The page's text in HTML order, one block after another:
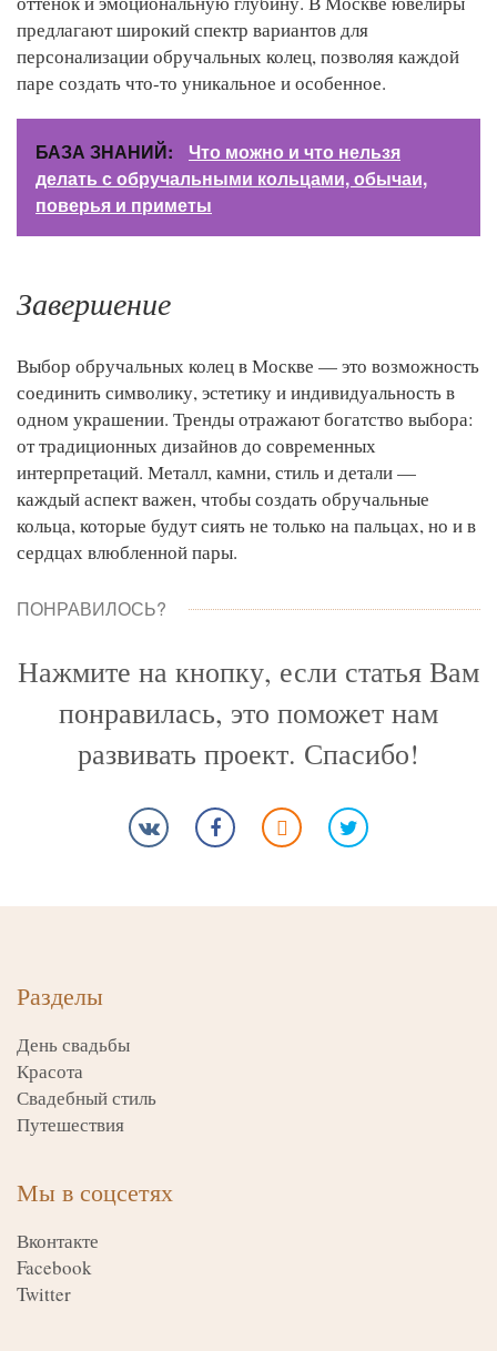
предлагают широкий спектр вариантов для
персонализации обручальных колец, позволяя каждой
паре создать что-то уникальное и особенное.
БАЗА ЗНАНИЙ:
Что можно и что нельзя
делать с обручальными кольцами, обычаи,
поверья и приметы
Завершение
Выбор обручальных колец в Москве — это возможность
соединить символику, эстетику и индивидуальность в
одном украшении. Тренды отражают богатство выбора:
от традиционных дизайнов до современных
интерпретаций. Металл, камни, стиль и детали —
каждый аспект важен, чтобы создать обручальные
кольца, которые будут сиять не только на пальцах, но и в
сердцах влюбленной пары.
ПОНРАВИЛОСЬ?
Нажмите на кнопку, если статья Вам
понравилась, это поможет нам
развивать проект. Спасибо!
Разделы
День свадьбы
Красота
Свадебный стиль
Путешествия
Мы в соцсетях
Вконтакте
Facebook
Twitter